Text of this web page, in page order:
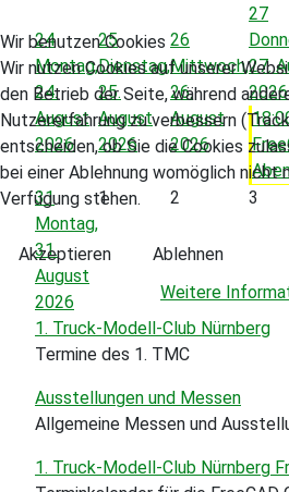
24
Montag,
24.
August
2026
25
Dienstag,
25.
August
2026
26
Mittwoch,
26.
August
2026
27
27.
2026
31
Montag,
31.
August
2026
1 2 3
1. Truck-Modell-Club Nürnberg
Termine des 1. TMC
Ausstellungen und Messen
Allgemeine Messen und
1. Truck-Modell-Club Nürnberg
Wir benutzen Cookies
Wir nutzen Cookies auf unserer
den Betrieb der Seite, während
Nutzererfahrung zu verbessern
entscheiden, ob Sie die Cookies
bei einer Ablehnung womöglich
Verfügung stehen.
Akzeptieren
Ablehnen
Weitere